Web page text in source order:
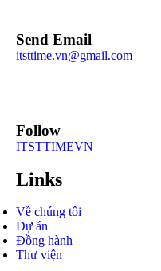
Send Email
itsttime.vn@gmail.com
Follow
ITSTTIMEVN
Links
Về chúng tôi
Dự án
Đồng hành
Thư viện